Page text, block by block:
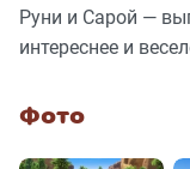
Руни и Сарой —
интереснее и
Фото